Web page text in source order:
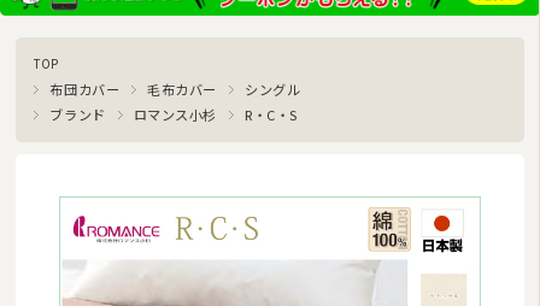
TOP
布団カバー 毛布カバー
シングル
ブランド
ロマンス小杉 R・C・S